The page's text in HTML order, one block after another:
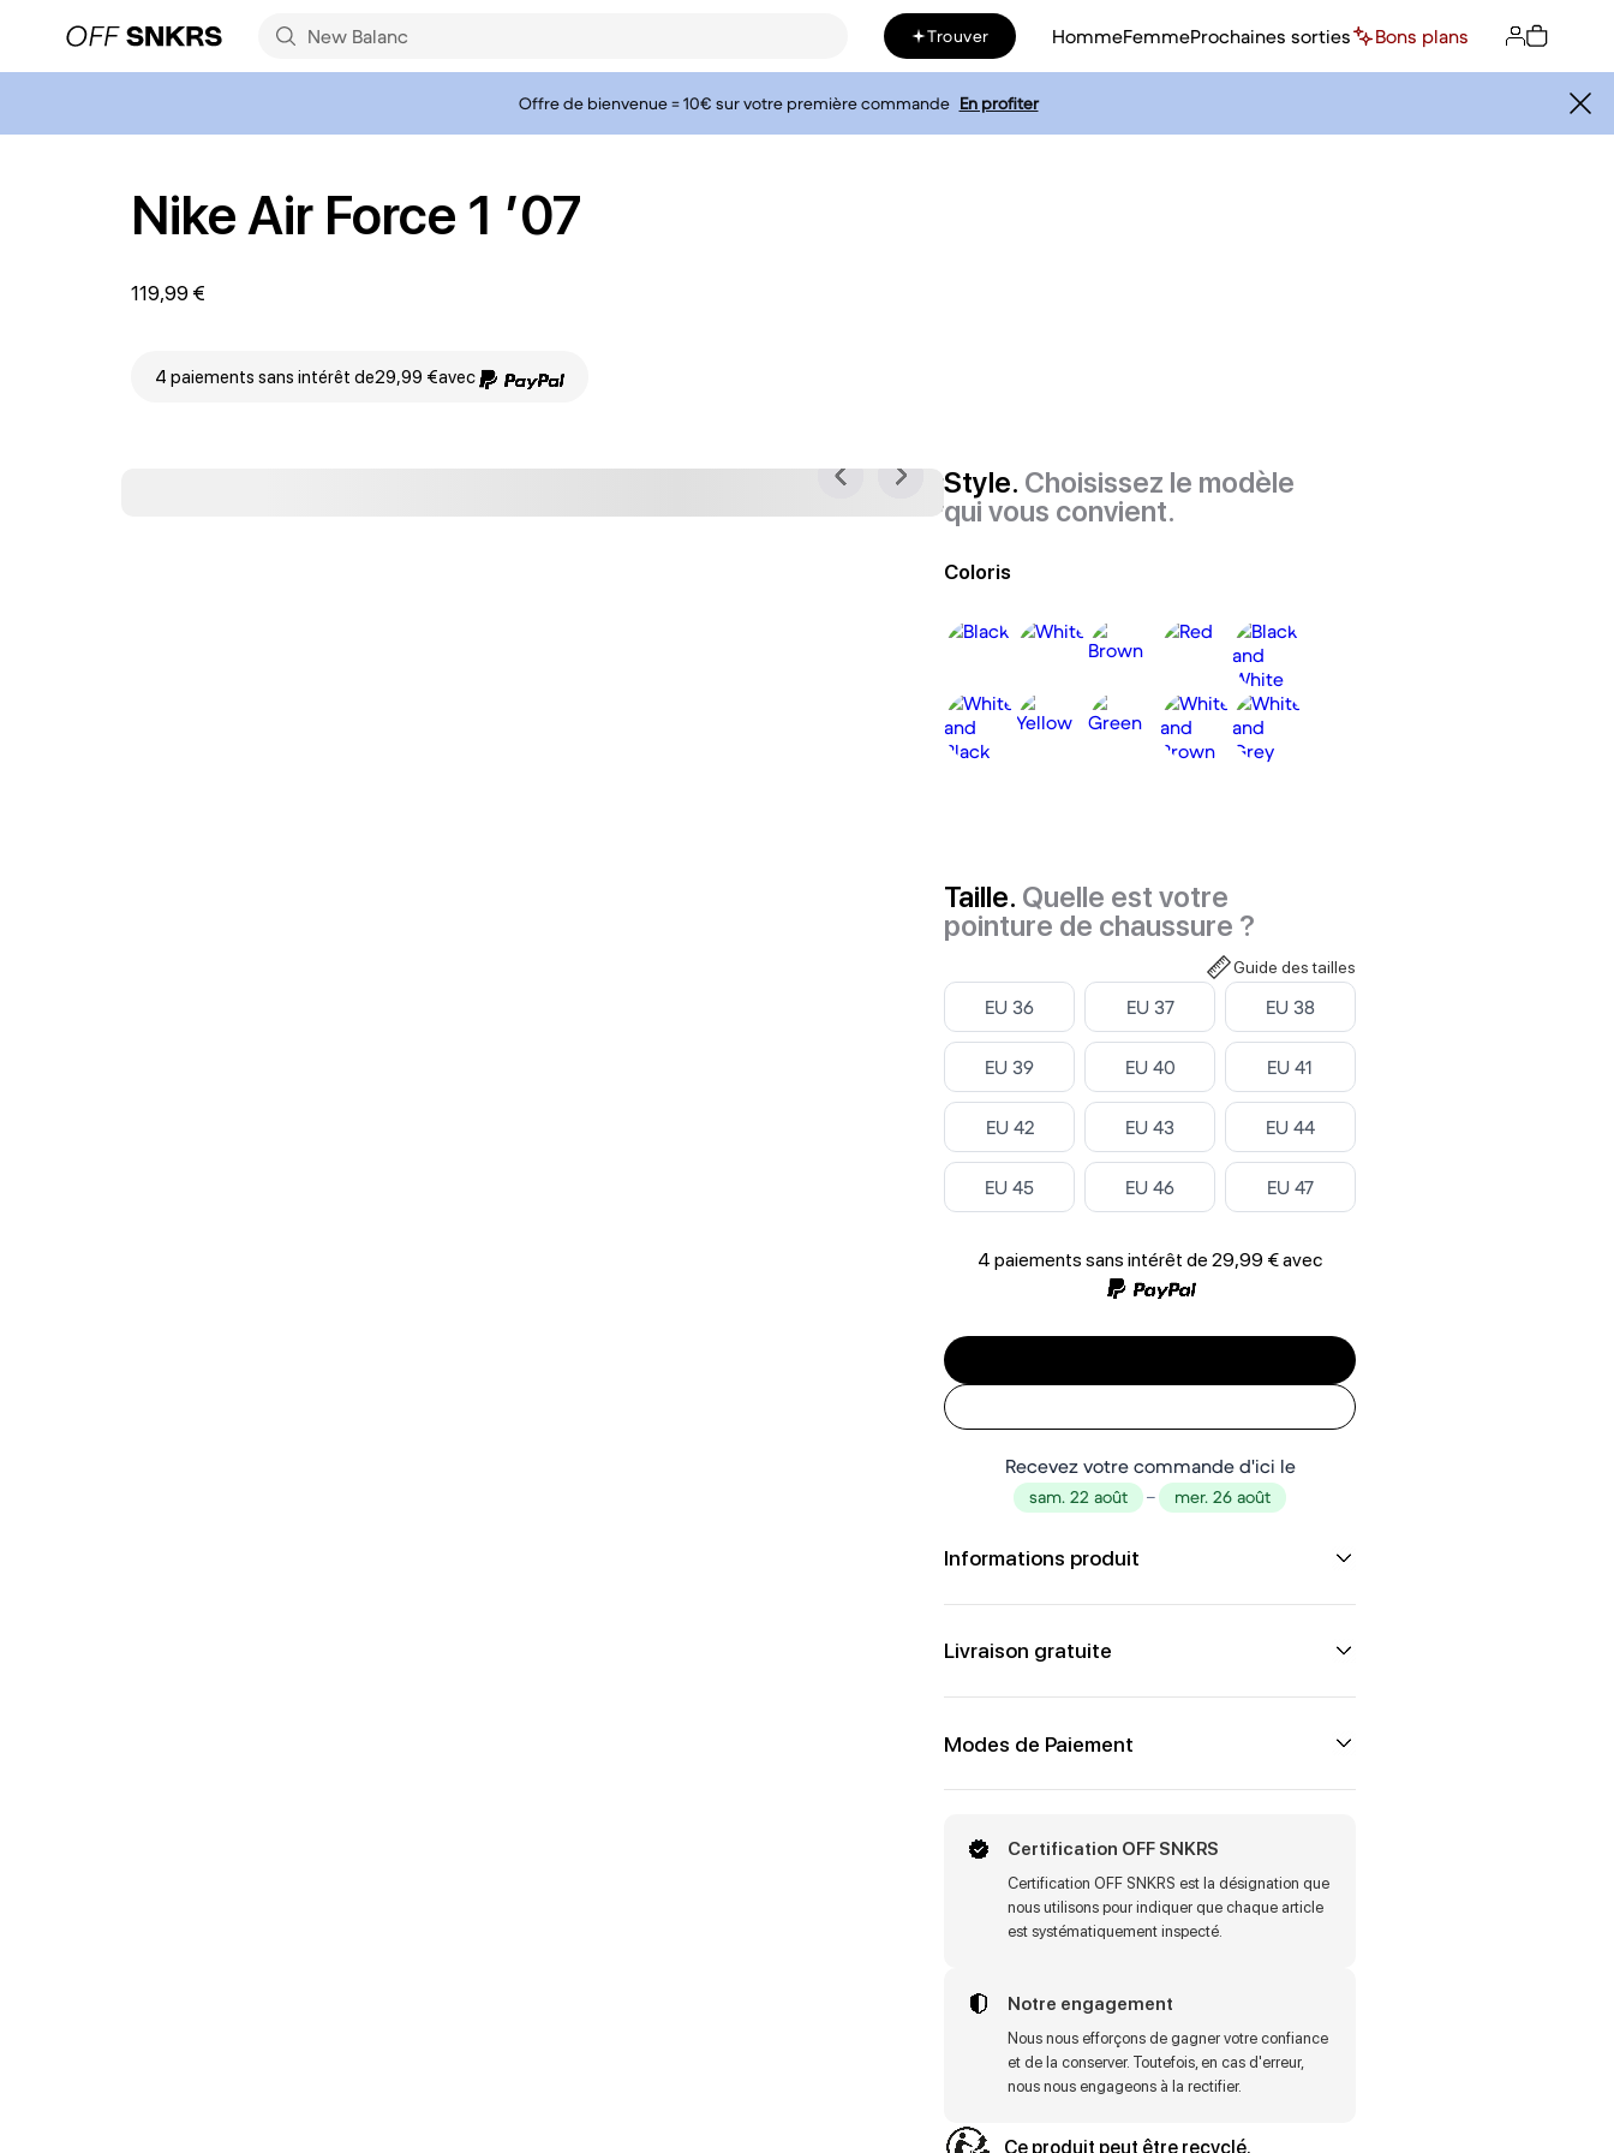
Trouver HommeFemmeProchaines sorties Bons plans
Offre de bienvenue = 10€ sur votre première commande En profiter
Nike Air Force 1 ’07
119,99 €
4 paiements sans intérêt de29,99 €avec
Style. Choisissez le modèle
qui vous convient.
Coloris
Taille. Quelle est votre
pointure de chaussure ?
Guide des tailles
Select
EU 36 Select
EU 37 Select
EU 38
Select
EU 39 Select
EU 40 Select
EU 41
Select
EU 42 Select
EU 43 Select
EU 44
Select
EU 45 Select
EU 46 Select
EU 47
4 paiements sans intérêt de29,99 €avec
Recevez votre commande d'ici le
sam. 22 août – mer. 26 août
Informations produit
Livraison gratuite
Modes de Paiement
Certification OFF SNKRS
Certification OFF SNKRS est la désignation que
nous utilisons pour indiquer que chaque article
est systématiquement inspecté.
Notre engagement
Nous nous efforçons de gagner votre confiance
et de la conserver. Toutefois, en cas d'erreur,
nous nous engageons à la rectifier.
Ce produit peut être recyclé.